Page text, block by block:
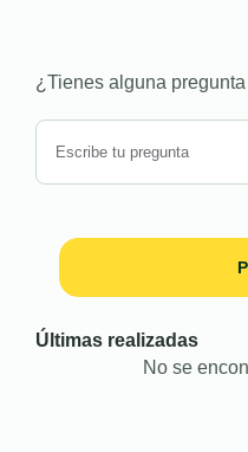
¿Tienes alguna
Últimas realizadas
No se